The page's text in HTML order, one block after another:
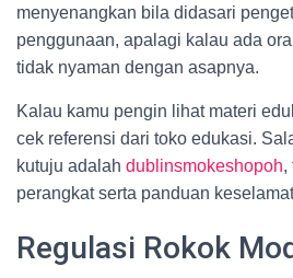
menyenangkan bila didasari
penggunaan, apalagi kalau ada
tidak nyaman dengan asapnya.
Kalau kamu pengin lihat materi
cek referensi dari toko edukasi.
kutuju adalah dublinsmokeshopoh,
perangkat serta panduan
Regulasi Rokok